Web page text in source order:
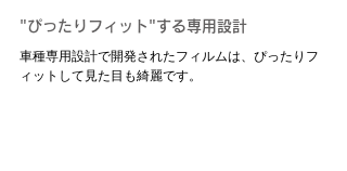
"ぴったりフィット"する専用設計
車種専用設計で開発されたフィルムは、ぴったりフ
ィットして見た目も綺麗です。